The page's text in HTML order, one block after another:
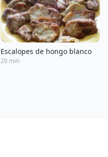
Escalopes de hongo blanco
20 min